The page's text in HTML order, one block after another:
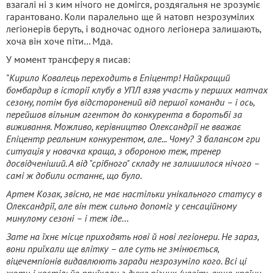
взагалі ні з ким нічого не домігся, роздягальня не зрозуміє
гарантовано. Коли паралельно ще й натовп незрозумілих
легіонерів беруть, і водночас одного легіонера залишають,
хоча він хоче піти... Мда.
У момент трансферу я писав:
"Кирило Ковалець переходить в Епіцентр! Найкращий
бомбардир в історії клубу в УПЛ взяв участь у перших матчах
сезону, потім був відсторонений від першої команди – і ось,
перейшов вільним агентом до конкурента в боротьбі за
виживання. Можливо, керівництво Олександрії не вважає
Епіцентр реальним конкурентом, але... Чому? З балансом гри
ситуація у новачка краща, з обороною теж, тренер
досвідченіший. А від "срібного" складу не залишилося нічого –
самі ж добили останнє, що було.
Артем Козак, звісно, не має настільки унікального статусу в
Олександрії, але він теж сильно допоміг у сенсаційному
минулому сезоні – і теж іде...
Зате на їхнє місце приходять нові й нові легіонери. Не зараз,
вони приїхали ще влітку – але суть не змінюється,
віцечемпіонів видавлюють заради незрозуміло кого. Всі ці